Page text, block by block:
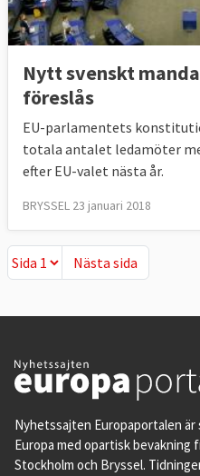
Nytt svenskt
föreslås
EU-parlamentets
totala antalet ledamöter
efter EU-valet nästa år.
BRYSSEL 23 januari 2018
Nästa sida
Nästa sida
Nyhetssajten Europaportalen är
Europa med opartisk bevakning
Stockholm och Bryssel.